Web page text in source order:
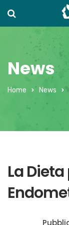
News
Home News
La